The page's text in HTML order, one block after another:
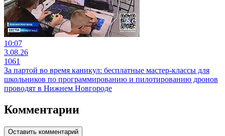
10:07
3.08.26
1061
За партой во время каникул: бесплатные мастер-классы для
школьников по программированию и пилотированию дронов
проводят в Нижнем Новгороде
Комментарии
Оставить комментарий